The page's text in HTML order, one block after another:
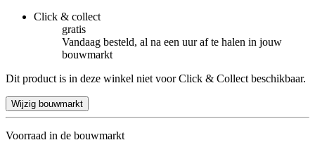
Click & collect
gratis
Vandaag besteld, al na een uur af te halen in jouw
bouwmarkt
Dit product is in deze winkel niet voor Click & Collect beschikbaar.
Wijzig bouwmarkt
Voorraad in de bouwmarkt